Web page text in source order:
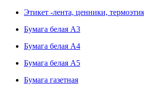
Этикет -лента, ценники,
Бумага белая А3
Бумага белая А4
Бумага белая А5
Бумага газетная